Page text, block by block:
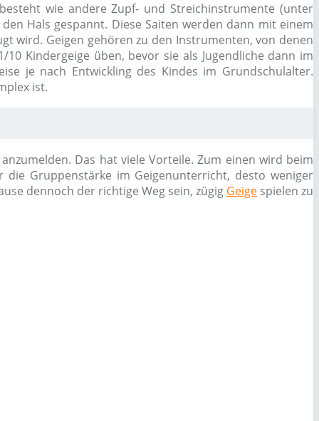
wie andere Zupf- und Streichinstrumente (unter
Hals gespannt. Diese Saiten werden dann mit einem
wird. Geigen gehören zu den Instrumenten, von denen
Kindergeige üben, bevor sie als Jugendliche dann im
je nach Entwickling des Kindes im Grundschulalter.
ist.
Das hat viele Vorteile. Zum einen wird beim
Gruppenstärke im Geigenunterricht, desto weniger
dennoch der richtige Weg sein, zügig Geige spielen zu